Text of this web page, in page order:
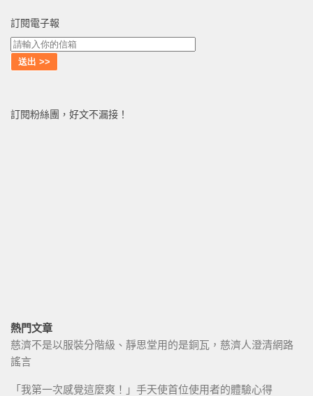
訂閱電子報
訂閱粉絲團，好文不漏接！
熱門文章
慈濟不是以服裝分階級、靜思堂用的是銅瓦，慈濟人澄清網路
謠言
「我第一次感覺這麼爽！」手天使首位使用者的體驗心得